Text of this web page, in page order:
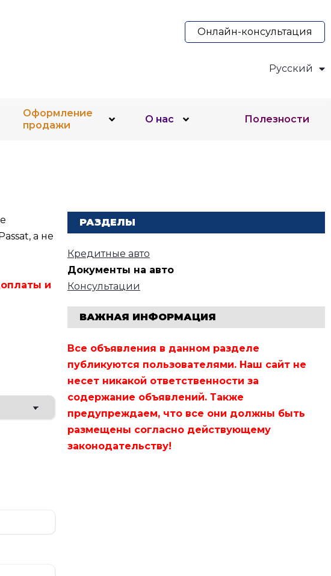
Онлайн-консультация
Русский
Українська
Оформление
продажи
О нас Полезности
а не
и
РАЗДЕЛЫ
Кредитные авто
Документы на авто
Консультации
ВАЖНАЯ ИНФОРМАЦИЯ
Все объявления в данном разделе
публикуются пользователями. Наш сайт не
несет никакой ответственности за
содержание объявлений. Также
предупреждаем, что все они должны быть
размещены согласно действующему
законодательству!